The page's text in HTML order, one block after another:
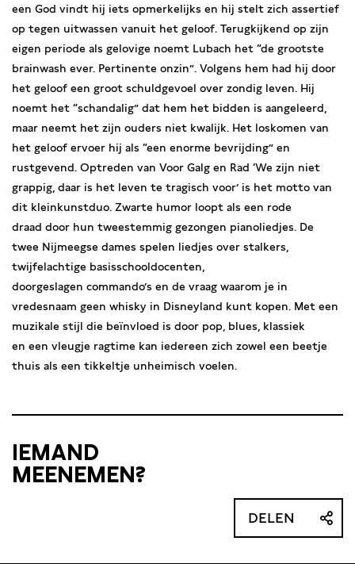
een God vindt hij iets opmerkelijks en hij stelt zich assertief
op tegen uitwassen vanuit het geloof. Terugkijkend op zijn
eigen periode als gelovige noemt Lubach het “de grootste
brainwash ever. Pertinente onzin”. Volgens hem had hij door
het geloof een groot schuldgevoel over zondig leven. Hij
noemt het “schandalig” dat hem het bidden is aangeleerd,
maar neemt het zijn ouders niet kwalijk. Het loskomen van
het geloof ervoer hij als “een enorme bevrijding” en
rustgevend. Optreden van Voor Galg en Rad ‘We zijn niet
grappig, daar is het leven te tragisch voor’ is het motto van
dit kleinkunstduo. Zwarte humor loopt als een rode
draad door hun tweestemmig gezongen pianoliedjes. De
twee Nijmeegse dames spelen liedjes over stalkers,
twijfelachtige basisschooldocenten,
doorgeslagen commando’s en de vraag waarom je in
vredesnaam geen whisky in Disneyland kunt kopen. Met een
muzikale stijl die beïnvloed is door pop, blues, klassiek
en een vleugje ragtime kan iedereen zich zowel een beetje
thuis als een tikkeltje unheimisch voelen.
IEMAND
MEENEMEN?
DELEN